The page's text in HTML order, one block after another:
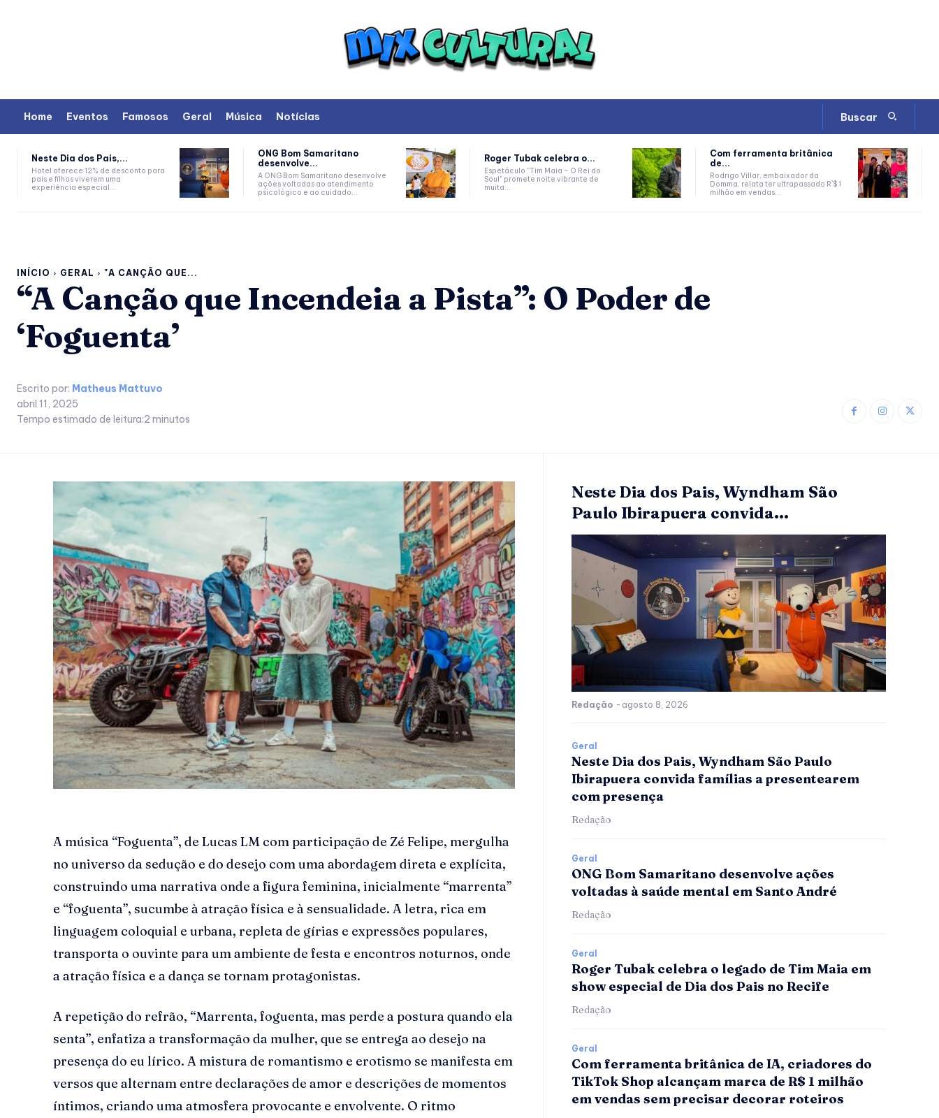
Home Eventos Famosos Geral Música Notícias Buscar
Neste Dia dos Pais,...
Hotel oferece 12% de desconto para
pais e filhos viverem uma
experiência especial...
ONG Bom Samaritano
desenvolve...
A ONG Bom Samaritano desenvolve
ações voltadas ao atendimento
psicológico e ao cuidado...
Roger Tubak celebra o...
Espetáculo "Tim Maia – O Rei do
Soul" promete noite vibrante de
muita...
Com ferramenta britânica
de...
Rodrigo Villar, embaixador da
Domma, relata ter ultrapassado R`$ 1
milhão em vendas...
INÍCIO GERAL "A CANÇÃO QUE...
“A Canção que Incendeia a Pista”: O Poder de
‘Foguenta’
Escrito por: Matheus Mattuvo
abril 11, 2025
Tempo estimado de leitura:2 minutos
A música “Foguenta”, de Lucas LM com participação de Zé Felipe, mergulha
no universo da sedução e do desejo com uma abordagem direta e explícita,
construindo uma narrativa onde a figura feminina, inicialmente “marrenta”
e “foguenta”, sucumbe à atração física e à sensualidade. A letra, rica em
linguagem coloquial e urbana, repleta de gírias e expressões populares,
transporta o ouvinte para um ambiente de festa e encontros noturnos, onde
a atração física e a dança se tornam protagonistas.
A repetição do refrão, “Marrenta, foguenta, mas perde a postura quando ela
senta”, enfatiza a transformação da mulher, que se entrega ao desejo na
presença do eu lírico. A mistura de romantismo e erotismo se manifesta em
versos que alternam entre declarações de amor e descrições de momentos
íntimos, criando uma atmosfera provocante e envolvente. O ritmo
Neste Dia dos Pais, Wyndham São
Paulo Ibirapuera convida...
Redação - agosto 8, 2026
Geral
Neste Dia dos Pais, Wyndham São Paulo
Ibirapuera convida famílias a presentearem
com presença
Redação
Geral
ONG Bom Samaritano desenvolve ações
voltadas à saúde mental em Santo André
Redação
Geral
Roger Tubak celebra o legado de Tim Maia em
show especial de Dia dos Pais no Recife
Redação
Geral
Com ferramenta britânica de IA, criadores do
TikTok Shop alcançam marca de R$ 1 milhão
em vendas sem precisar decorar roteiros